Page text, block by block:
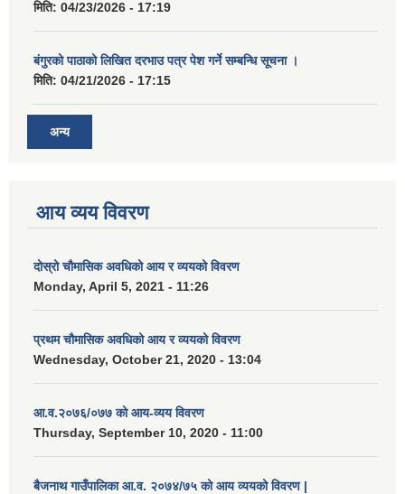
मिति: 04/23/2026 - 17:19
बंगुरको पाठाको लिखित दरभाउ पत्र पेश गर्ने सम्बन्धि सूचना ।
मिति: 04/21/2026 - 17:15
अन्य
आय व्यय विवरण
दोस्रो चौमासिक अवधिको आय र व्ययको विवरण
Monday, April 5, 2021 - 11:26
प्रथम चौमासिक अवधिको आय र व्ययको विवरण
Wednesday, October 21, 2020 - 13:04
आ.व.२०७६/०७७ को आय-व्यय विवरण
Thursday, September 10, 2020 - 11:00
बैजनाथ गाउँपालिका आ.व. २०७४/७५ को आय व्ययको विवरण |